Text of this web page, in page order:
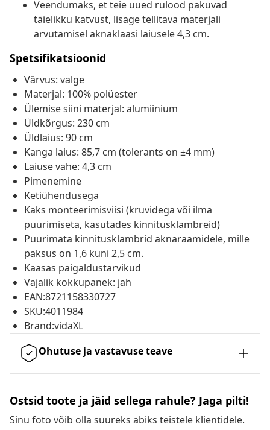
Veendumaks, et teie uued rulood pakuvad
täielikku katvust, lisage tellitava materjali
arvutamisel aknaklaasi laiusele 4,3 cm.
Spetsifikatsioonid
Värvus: valge
Materjal: 100% polüester
Ülemise siini materjal: alumiinium
Üldkõrgus: 230 cm
Üldlaius: 90 cm
Kanga laius: 85,7 cm (tolerants on ±4 mm)
Laiuse vahe: 4,3 cm
Pimenemine
Ketiühendusega
Kaks monteerimisviisi (kruvidega või ilma
puurimiseta, kasutades kinnitusklambreid)
Puurimata kinnitusklambrid aknaraamidele, mille
paksus on 1,6 kuni 2,5 cm.
Kaasas paigaldustarvikud
Vajalik kokkupanek: jah
EAN:8721158330727
SKU:4011984
Brand:vidaXL
Ohutuse ja vastavuse teave
Ostsid toote ja jäid sellega rahule? Jaga pilti!
Sinu foto võib olla suureks abiks teistele klientidele.